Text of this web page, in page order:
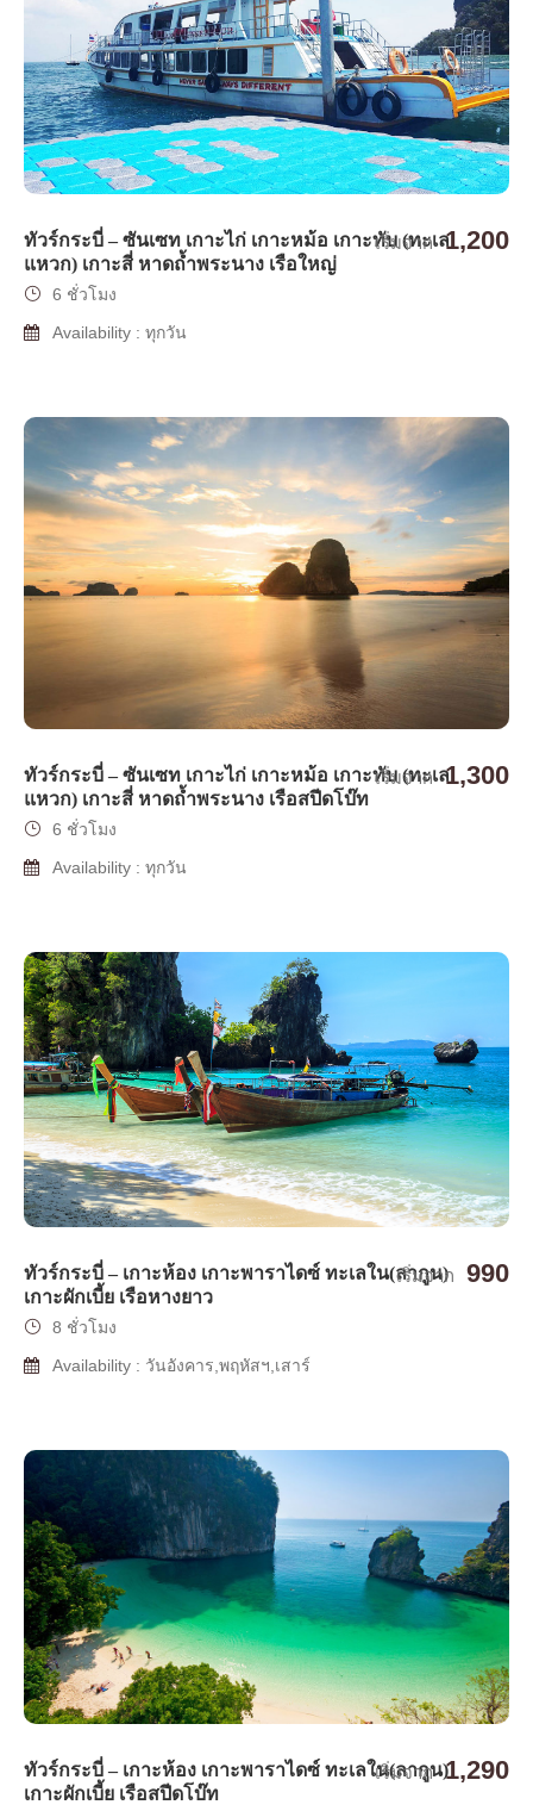
ทัวร์กระบี่ – ซันเซท เกาะไก่ เกาะหม้อ เกาะทับ (ทะเล
แหวก) เกาะสี่ หาดถ้ำพระนาง เรือใหญ่
เริ่มจาก 1,200
6 ชั่วโมง
Availability : ทุกวัน
ทัวร์กระบี่ – ซันเซท เกาะไก่ เกาะหม้อ เกาะทับ (ทะเล
แหวก) เกาะสี่ หาดถ้ำพระนาง เรือสปีดโบ๊ท
เริ่มจาก 1,300
6 ชั่วโมง
Availability : ทุกวัน
ทัวร์กระบี่ – เกาะห้อง เกาะพาราไดซ์ ทะเลใน(ลากูน)
เกาะผักเบี้ย เรือหางยาว
เริ่มจาก 990
8 ชั่วโมง
Availability : วันอังคาร,พฤหัสฯ,เสาร์
ทัวร์กระบี่ – เกาะห้อง เกาะพาราไดซ์ ทะเลใน(ลากูน)
เกาะผักเบี้ย เรือสปีดโบ๊ท
เริ่มจาก 1,290